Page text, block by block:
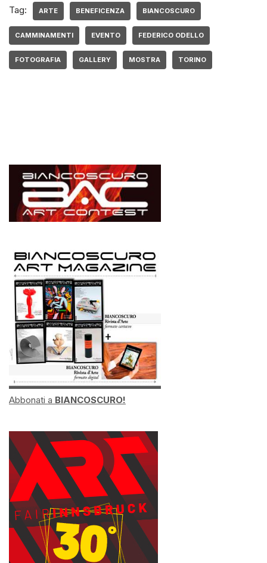
Tag: ARTE BENEFICENZA BIANCOSCURO
CAMMINAMENTI EVENTO FEDERICO ODELLO
FOTOGRAFIA GALLERY MOSTRA TORINO
Abbonati a BIANCOSCURO!